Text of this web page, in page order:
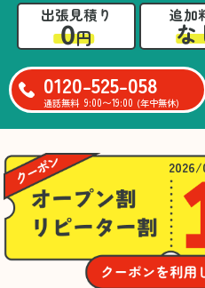
出張見積り
0円
追加
な
0120-525-058
通話無料 9:00〜19:00 (年中無休)